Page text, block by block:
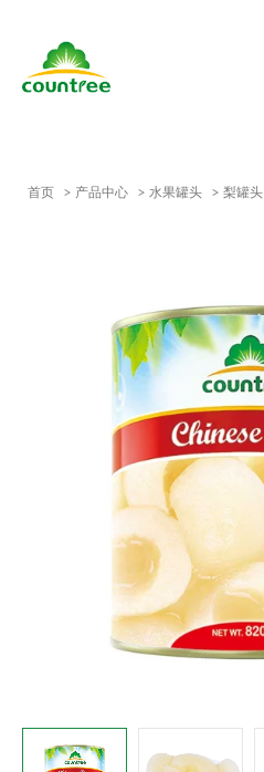
首页 产品中心 水果罐头 梨罐头